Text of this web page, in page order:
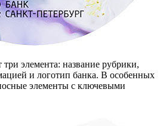
элемента: название рубрики,
и логотип банка. В особенных
элементы с ключевыми